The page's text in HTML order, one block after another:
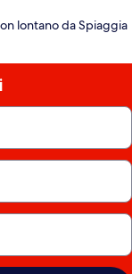
lontano da Spiaggia